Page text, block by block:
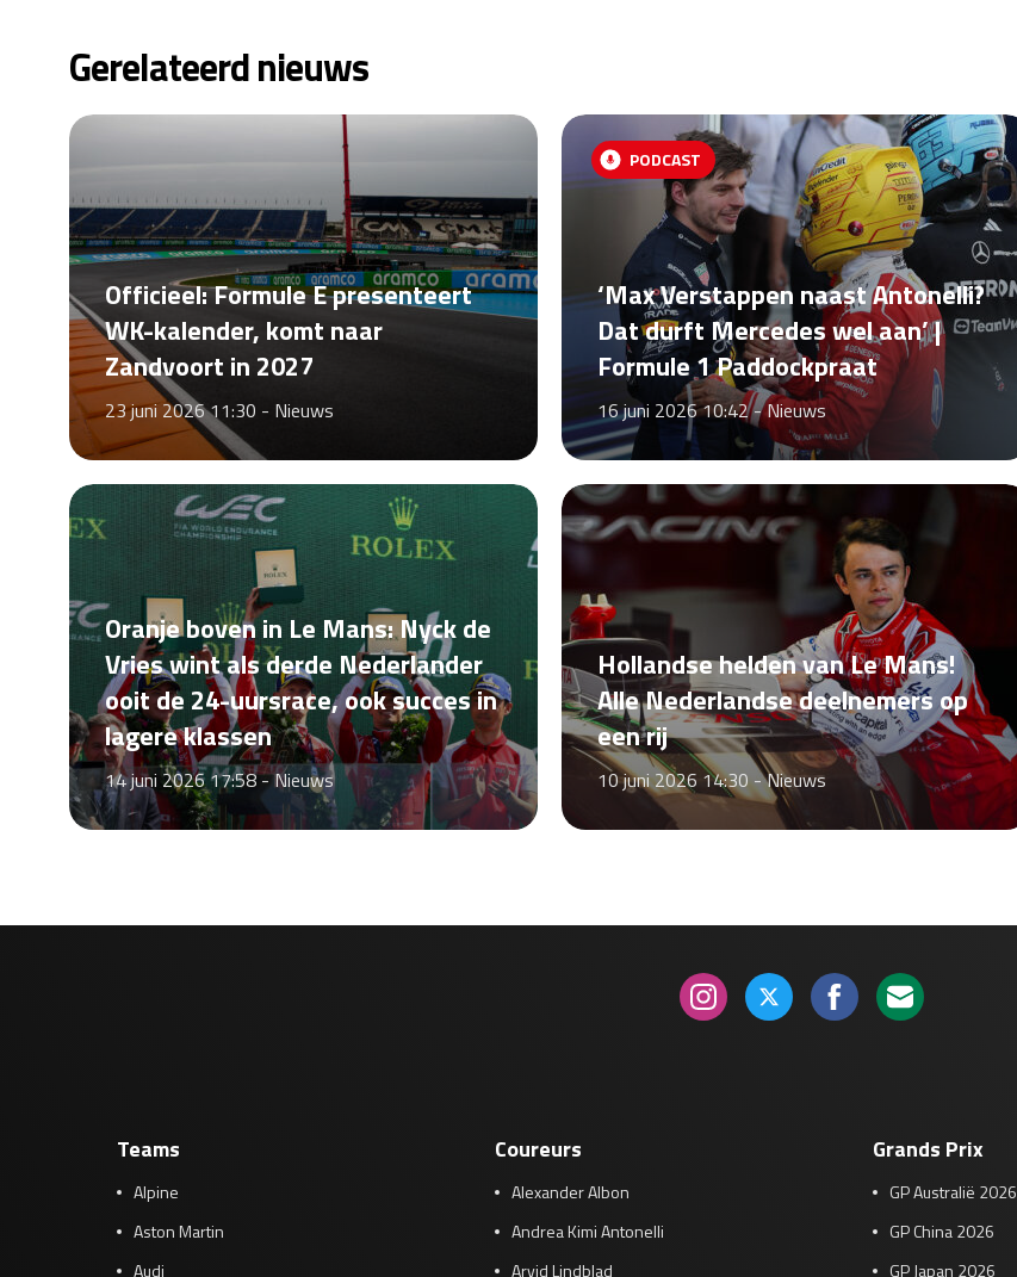
Gerelateerd nieuws
Officieel: Formule E presenteert
WK-kalender, komt naar
Zandvoort in 2027
23 juni 2026 11:30 - Nieuws
PODCAST
‘Max Verstappen naast Antonelli?
Dat durft Mercedes wel aan’ |
Formule 1 Paddockpraat
16 juni 2026 10:42 -Nieuws
Oranje boven in Le Mans: Nyck de
Vries wint als derde Nederlander
ooit de 24-uursrace, ook succes in
lagere klassen
14 juni 2026 17:58 -Nieuws
Hollandse helden van Le Mans!
Alle Nederlandse deelnemers op
een rij
10 juni 2026 14:30 -Nieuws
Teams
Alpine
Aston Martin
Audi
Coureurs
Alexander Albon
Andrea Kimi Antonelli
Arvid Lindblad
Grands Prix
GP Australië 2026
GP China 2026
GP Japan 2026